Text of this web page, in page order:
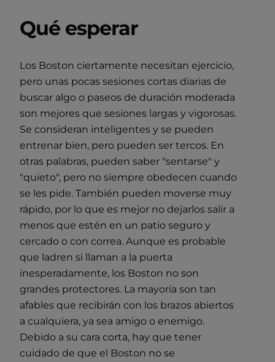
Qué esperar
Los Boston ciertamente necesitan ejercicio,
pero unas pocas sesiones cortas diarias de
buscar algo o paseos de duración moderada
son mejores que sesiones largas y vigorosas.
Se consideran inteligentes y se pueden
entrenar bien, pero pueden ser tercos. En
otras palabras, pueden saber "sentarse" y
"quieto", pero no siempre obedecen cuando
se les pide. También pueden moverse muy
rápido, por lo que es mejor no dejarlos salir a
menos que estén en un patio seguro y
cercado o con correa. Aunque es probable
que ladren si llaman a la puerta
inesperadamente, los Boston no son
grandes protectores. La mayoría son tan
afables que recibirán con los brazos abiertos
a cualquiera, ya sea amigo o enemigo.
Debido a su cara corta, hay que tener
cuidado de que el Boston no se